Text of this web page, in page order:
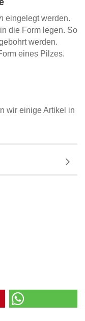
eingelegt werden.
die Form legen. So
werden.
eines Pilzes.
wir einige Artikel in